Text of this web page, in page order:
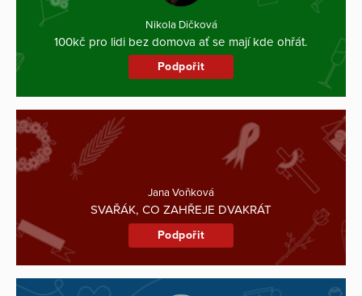
Nikola Dičková
100kč pro lidi bez domova ať se mají kde ohřát.
Podpořit
Jana Voňková
SVAŘÁK, CO ZAHŘEJE DVAKRÁT
Podpořit